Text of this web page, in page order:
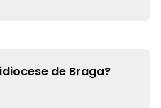
de Braga?